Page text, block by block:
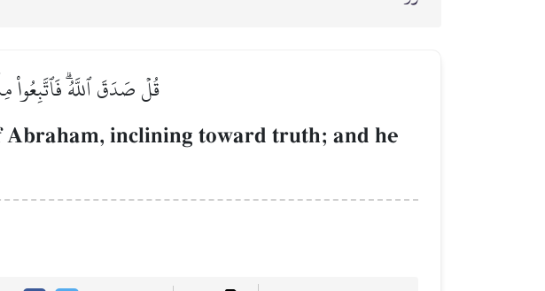
قُلۡ صَدَقَ ٱللَّهُۗ فَٱتَّبِعُواْ
inclining toward truth; and he